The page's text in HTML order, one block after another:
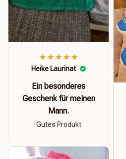
Heike Laurinat
Ein besonderes
Geschenk für meinen
Mann.
Gutes Produkt